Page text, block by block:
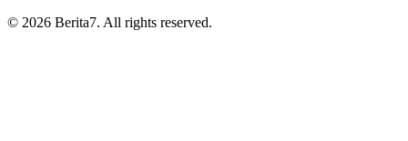
© 2026 Berita7. All rights reserved.